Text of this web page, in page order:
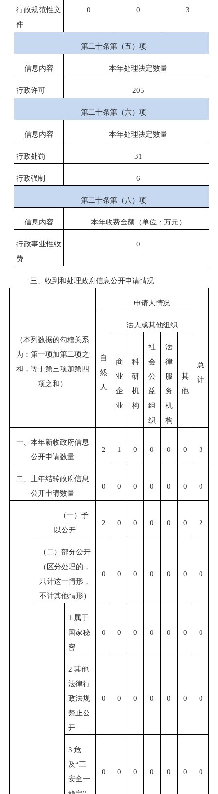
行政规范性文
件
0 0 3
第二十条第（五）项
信息内容 本年处理决定数量
行政许可 205
第二十条第（六）项
信息内容 本年处理决定数量
行政处罚 31
行政强制 6
第二十条第（八）项
信息内容 本年收费金额（单位：万元）
行政事业性收
费
0
三、收到和处理政府信息公开申请情况
（本列数据的勾稽关系
为：第一项加第二项之
和，等于第三项加第四
项之和）
申请人情况
自
然
人
法人或其他组织
总
计
商
业
企
业
科
研
机
构
社
会
公
益
组
织
法
律
服
务
机
构
其
他
一、本年新收政府信息
公开申请数量
2 1 0 0 0 0 3
二、上年结转政府信息
公开申请数量
0 0 0 0 0 0 0
（一）予
以公开
2 0 0 0 0 0 2
（二）部分公开
（区分处理的，
只计这一情形，
不计其他情形）
0 0 0 0 0 0 0
1.属于
国家秘
密
0 0 0 0 0 0 0
2.其他
法律行
政法规
禁止公
开
0 0 0 0 0 0 0
3.危
及“三
安全一
0 0 0 0 0 0 0